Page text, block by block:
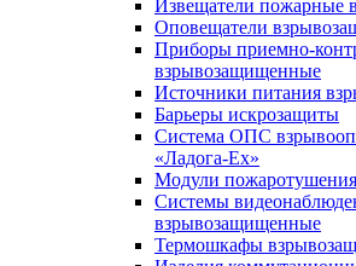
Извещатели пожарные
Оповещатели
Приборы приемно-
взрывозащищенные
Источники питания
Барьеры искрозащиты
Система ОПС
«Ладога-Ex»
Модули
Системы
взрывозащищенные
Термошкафы